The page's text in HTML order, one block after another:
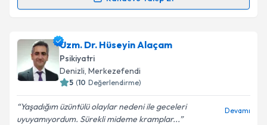
Randevu Takvimi Talebi
Uzm. Dr. Aysel Ozaneriçin randevu takvimi talebi
oluşturun. Size bu uzmandan randevu almanız için bir
takvim hazırlandığında e-posta ile bilgilendireceğiz.
Uzm. Dr. Hüseyin Alaçam
Psikiyatri
Denizli, Merkezefendi
5 (10 Değerlendirme)
Yaşadığım üzüntülü olaylar nedeni ile geceleri
uyuyamıyordum. Sürekli mideme kramplar...
Devamı